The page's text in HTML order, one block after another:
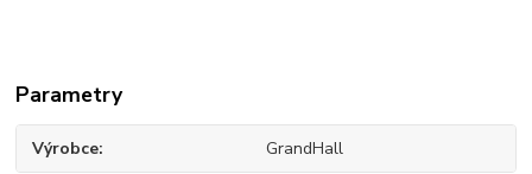
Parametry
Výrobce GrandHall